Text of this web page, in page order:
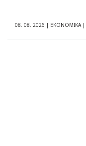
08. 08. 2026 | EKONOMIKA |